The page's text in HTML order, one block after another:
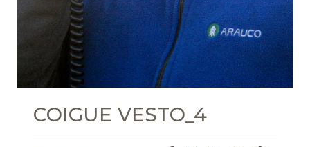
COIGUE VESTO_4